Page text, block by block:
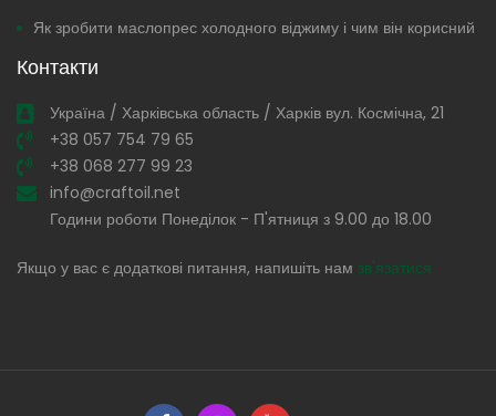
Як зробити маслопрес холодного віджиму і чим він корисний
Контакти
Україна / Харківська область / Харків вул. Космічна, 21
+38 057 754 79 65
+38 068 277 99 23
info@craftoil.net
Години роботи Понеділок - П'ятниця з 9.00 до 18.00
Якщо у вас є додаткові питання, напишіть нам зв'язатися